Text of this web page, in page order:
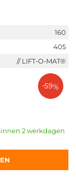
160
405
// LIFT-O-MAT®
-59%
2 werkdagen